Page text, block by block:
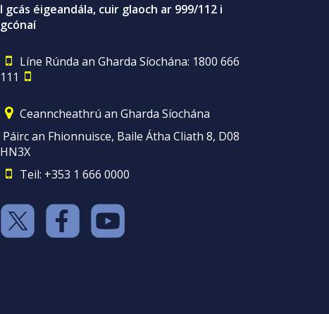
I gcás éigeandála, cuir glaoch ar 999/112 i
gcónaí
Líne Rúnda an Gharda Síochána: 1800 666
111
Ceanncheathrú an Gharda Síochána
Páirc an Fhionnuisce, Baile Átha Cliath 8, D08
HN3X
Teil: +353 1 666 0000